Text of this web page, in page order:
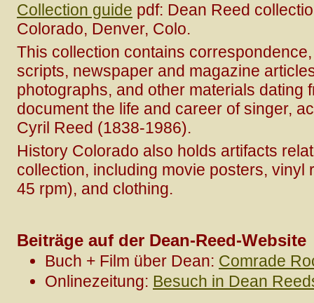
Collection guide pdf: Dean Reed
Colorado, Denver, Colo.
This collection contains
scripts, newspaper and magazine
photographs, and other materials dating
document the life and career of singer,
Cyril Reed (1838-1986).
History Colorado also holds artifacts
collection, including movie posters, vinyl
45 rpm), and clothing.
Beiträge auf der Dean-Reed-Website
Buch + Film über Dean: Comrade
Onlinezeitung: Besuch in Dean